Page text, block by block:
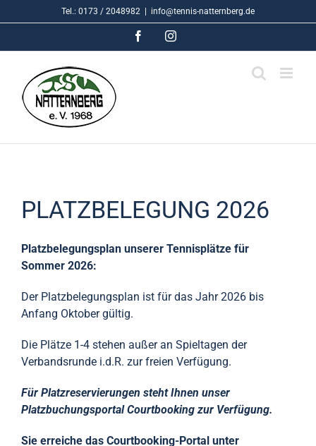
to
Tel.: 0173 / 2048982 info@tennis-natternberg.de
FacebookInstagram
PLATZBELEGUNG 2026
Platzbelegungsplan unserer Tennisplätze für
Sommer 2026:
Der Platzbelegungsplan ist für das Jahr 2026 bis
Anfang Oktober gültig.
Die Plätze 1-4 stehen außer an Spieltagen der
Verbandsrunde i.d.R. zur freien Verfügung.
Für Platzreservierungen steht Ihnen unser
Platzbuchungsportal Courtbooking zur Verfügung.
Sie erreiche das Courtbooking-Portal unter